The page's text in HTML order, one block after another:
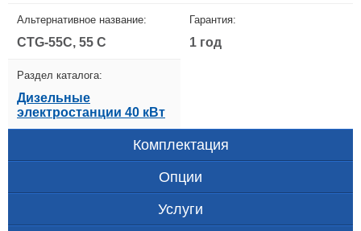
Альтернативное название:
CTG-55C, 55 C
Гарантия:
1 год
Раздел каталога:
Дизельные
электростанции 40 кВт
Комплектация
Опции
Услуги